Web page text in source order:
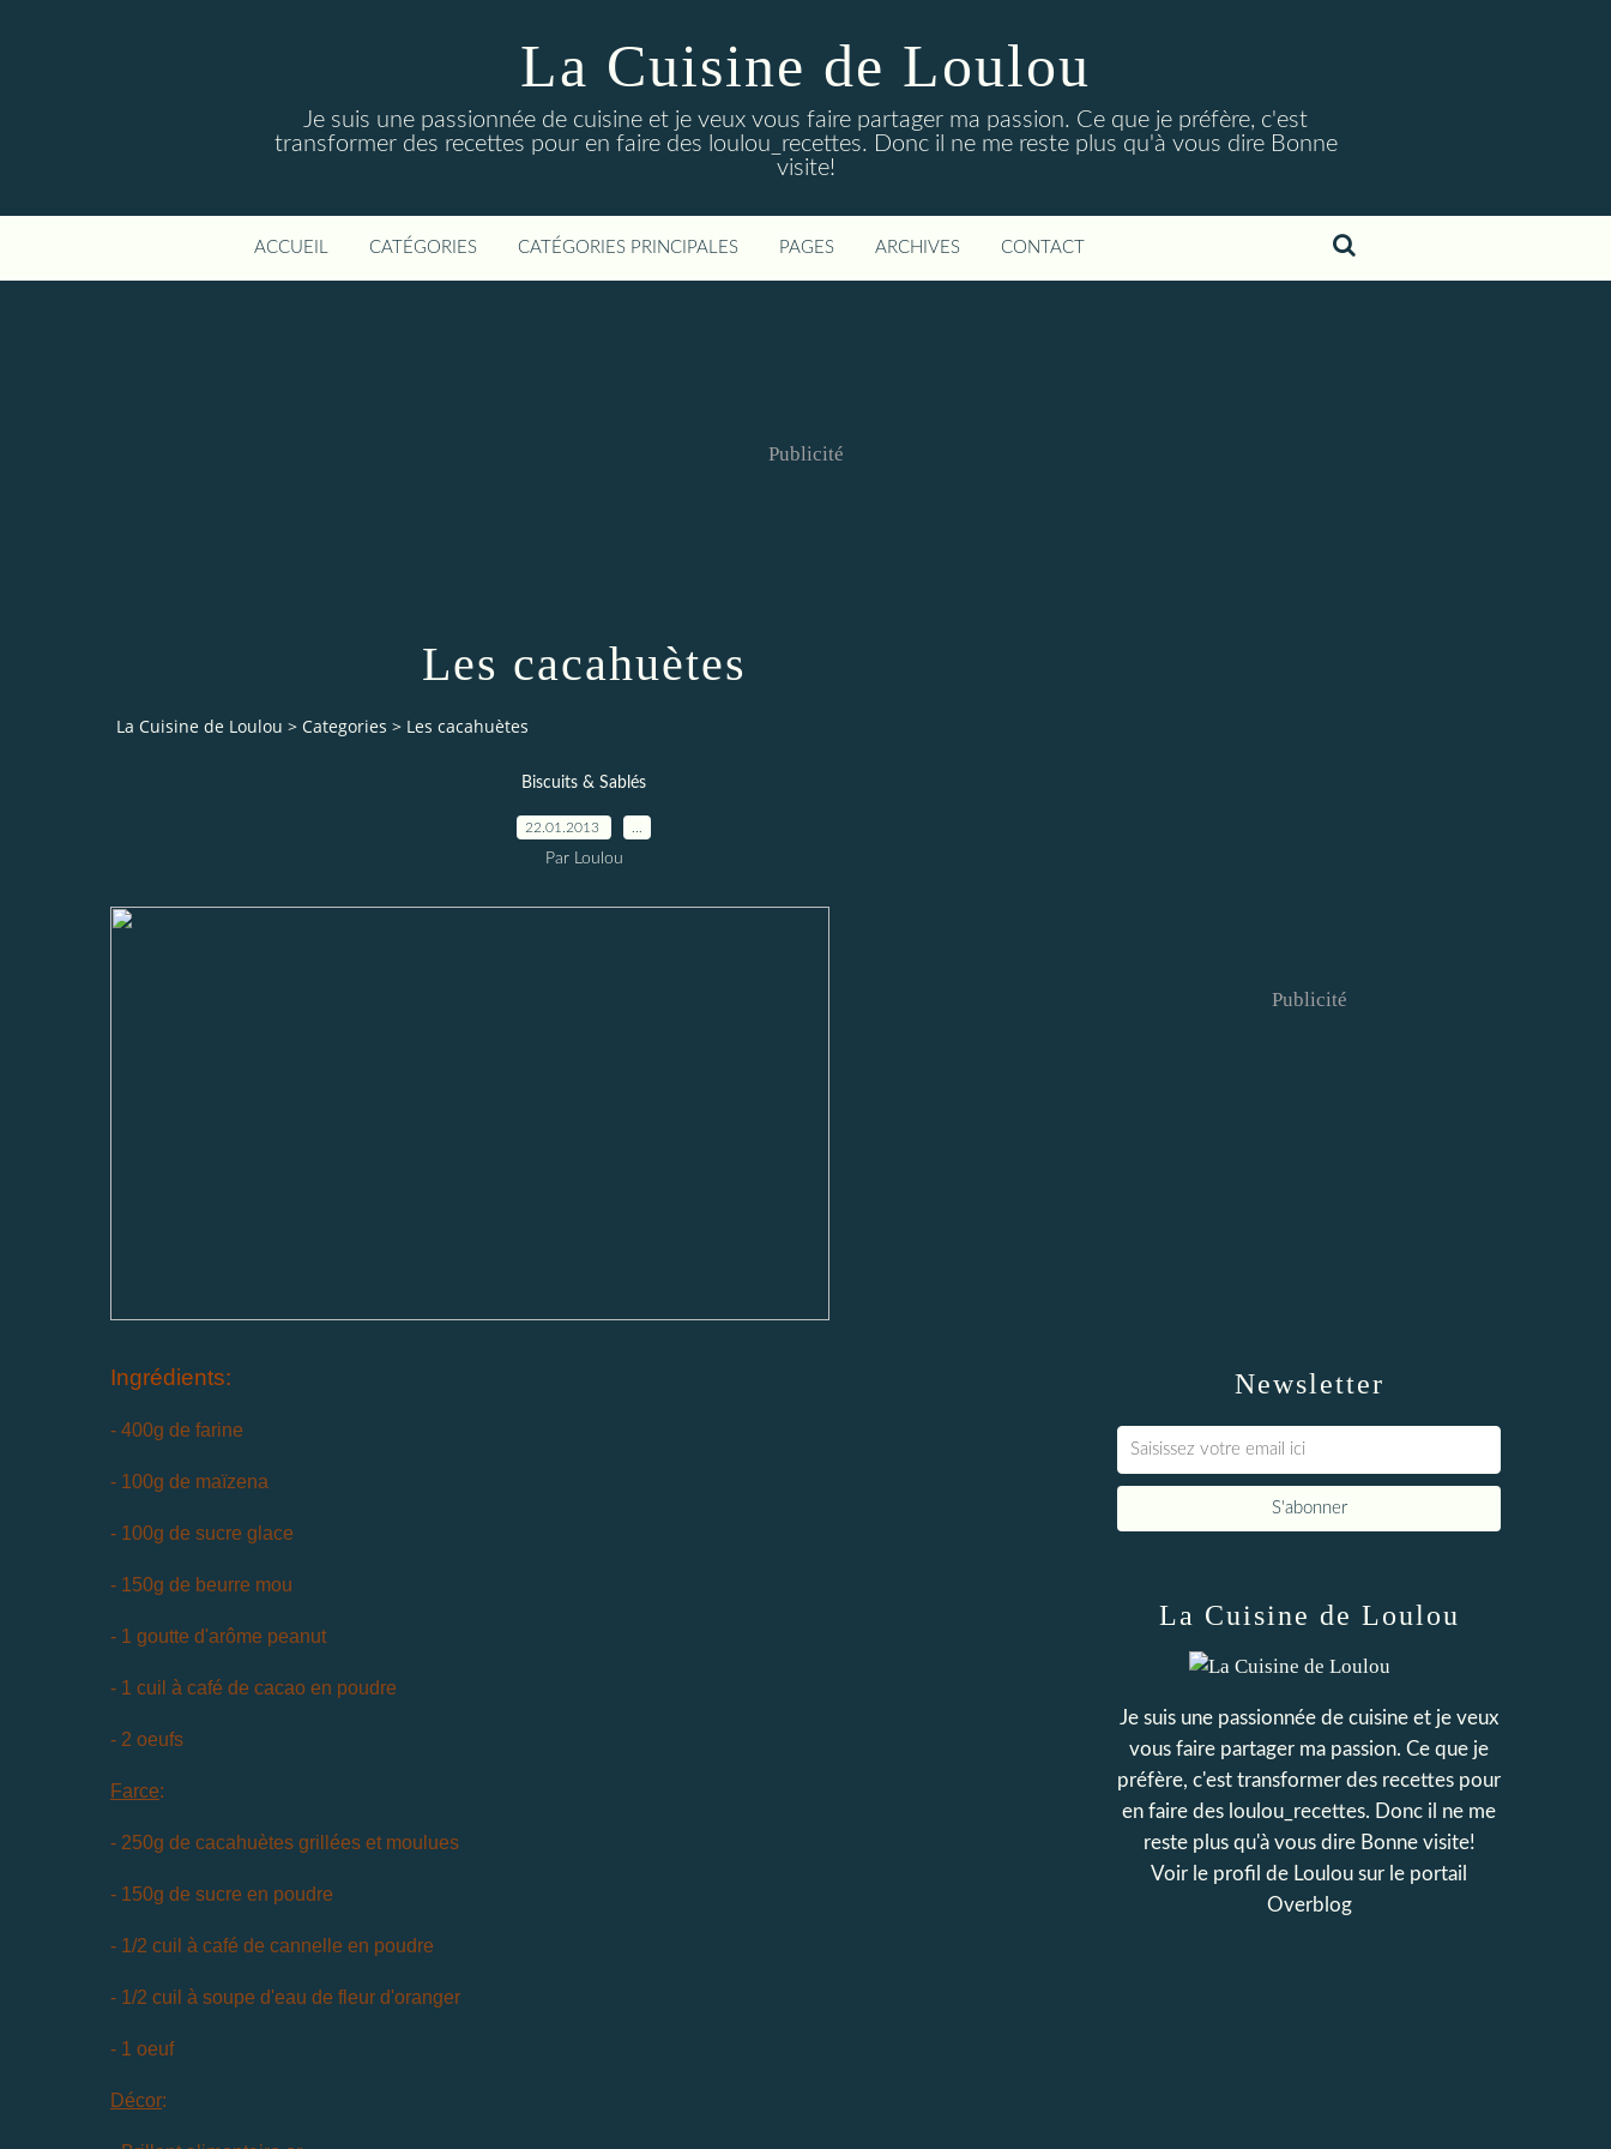
La Cuisine de Loulou
Je suis une passionnée de cuisine et je veux vous faire partager ma passion. Ce que je préfère, c'est
transformer des recettes pour en faire des loulou_recettes. Donc il ne me reste plus qu'à vous dire Bonne
visite!
ACCUEIL CATÉGORIES CATÉGORIES PRINCIPALES PAGES ARCHIVES CONTACT
Publicité
Les cacahuètes
La Cuisine de Loulou > Categories > Les cacahuètes
Biscuits & Sablés
22.01.2013
Par Loulou
Ingrédients:
- 400g de farine
- 100g de maïzena
- 100g de sucre glace
- 150g de beurre mou
- 1 goutte d'arôme peanut
- 1 cuil à café de cacao en poudre
- 2 oeufs
Farce:
- 250g de cacahuètes grillées et moulues
- 150g de sucre en poudre
- 1/2 cuil à café de cannelle en poudre
- 1/2 cuil à soupe d'eau de fleur d'oranger
- 1 oeuf
Décor:
Newsletter
Publicité
La Cuisine de Loulou
Je suis une passionnée de cuisine et je veux
vous faire partager ma passion. Ce que je
préfère, c'est transformer des recettes pour
en faire des loulou_recettes. Donc il ne me
reste plus qu'à vous dire Bonne visite!
Voir le profil de Loulou sur le portail
Overblog